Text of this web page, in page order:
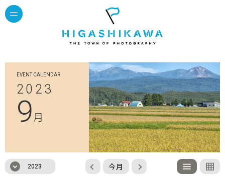
EVENT CALENDAR
2023
9月
2023 今月